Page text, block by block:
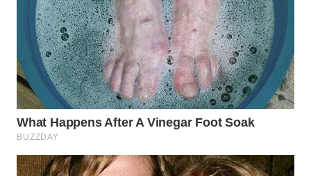
DANAU
TOBA
WN
NIAS
WN
LANGKAT
WN